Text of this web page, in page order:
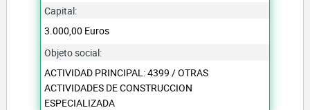
Capital:
3.000,00 Euros
Objeto social:
ACTIVIDAD PRINCIPAL: 4399 / OTRAS
ACTIVIDADES DE CONSTRUCCION
ESPECIALIZADA